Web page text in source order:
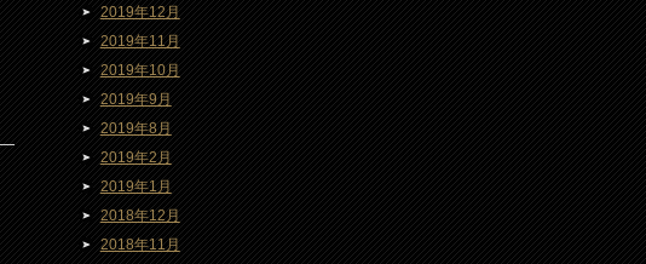
2019年12月
2019年11月
2019年10月
2019年9月
2019年8月
2019年2月
2019年1月
2018年12月
2018年11月